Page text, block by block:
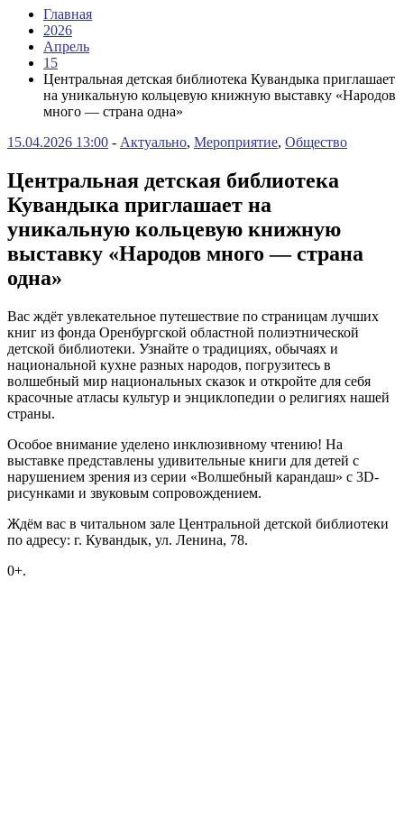
Главная
2026
Апрель
15
Центральная детская библиотека Кувандыка приглашает
на уникальную кольцевую книжную выставку «Народов
много — страна одна»
15.04.2026 13:00 - Актуально, Мероприятие, Общество
Центральная детская библиотека
Кувандыка приглашает на
уникальную кольцевую книжную
выставку «Народов много — страна
одна»
Вас ждёт увлекательное путешествие по страницам лучших
книг из фонда Оренбургской областной полиэтнической
детской библиотеки. Узнайте о традициях, обычаях и
национальной кухне разных народов, погрузитесь в
волшебный мир национальных сказок и откройте для себя
красочные атласы культур и энциклопедии о религиях нашей
страны.
Особое внимание уделено инклюзивному чтению! На
выставке представлены удивительные книги для детей с
нарушением зрения из серии «Волшебный карандаш» с 3D-
рисунками и звуковым сопровождением.
Ждём вас в читальном зале Центральной детской библиотеки
по адресу: г. Кувандык, ул. Ленина, 78.
0+.